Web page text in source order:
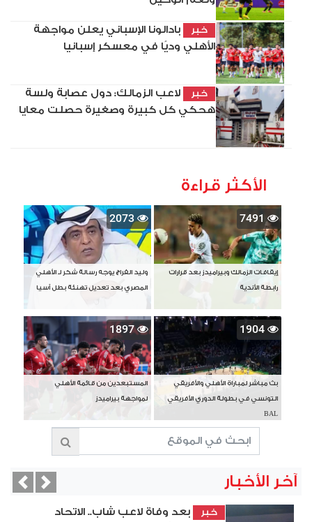
خبر
بادالونا الإسباني يعلن مواجهة
الأهلي وديًا في معسكر إسبانيا
خبر
لاعب الزمالك: دول عصابة ولسة
هحكي كل كبيرة وصغيرة حصلت معايا
الأكثر قراءة
7491
إيقافات الزمالك وبيراميدز بعد قرارات
رابطة الأندية
2073
وليد الفراج يوجه رسالة شكر لـ الأهلي
المصري بعد تعديل تهنئة بطل آسيا
1904
بث مباشر لمباراة الأهلي والأفريقي
التونسي في بطولة الدوري الأفريقي
BAL
1897
المستبعدين من قائمة الأهلي
لمواجهة بيراميدز
آخر الأخبار
خبر
بعد وفاة لاعب شاب.. الاتحاد
Next